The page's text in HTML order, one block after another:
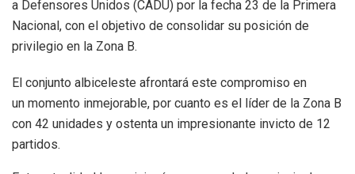
a Defensores Unidos (CADU) por la fecha 23 de la Primera
Nacional, con el objetivo de consolidar su posición de
privilegio en la Zona B.
El conjunto albiceleste afrontará este compromiso en
un momento inmejorable, por cuanto es el líder de la Zona B
con 42 unidades y ostenta un impresionante invicto de 12
partidos.